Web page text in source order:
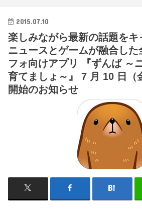
2015.07.10
楽しみながら最新の話題をキ
ニュースとゲームが融合した
フォ向けアプリ 『ずんば ～
育てましょ～』 7 月 10 日（
開始のお知らせ